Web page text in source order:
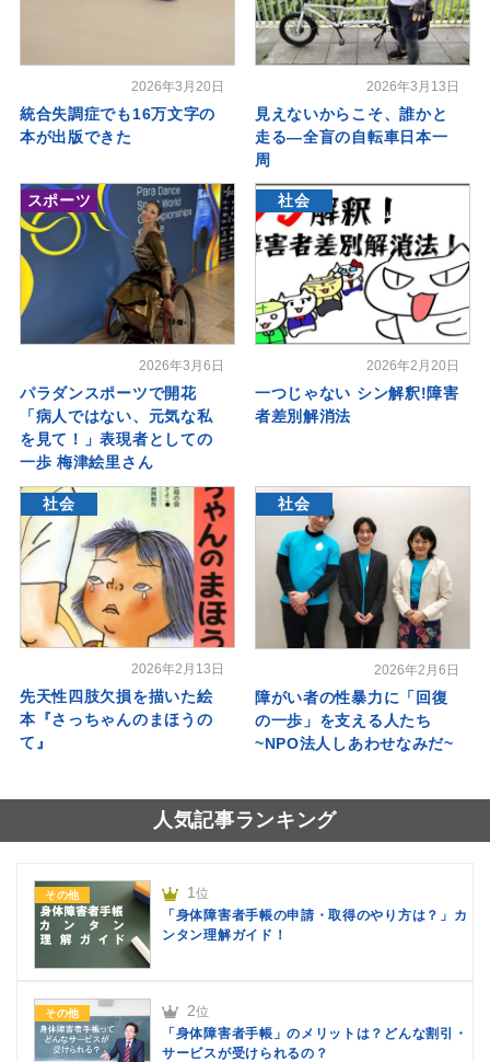
2026年3月20日
統合失調症でも16万文字の
本が出版できた
2026年3月13日
見えないからこそ、誰かと
走る―全盲の自転車日本一
周
スポーツ
2026年3月6日
パラダンスポーツで開花
「病人ではない、元気な私
を見て！」表現者としての
一歩 梅津絵里さん
社会
2026年2月20日
一つじゃない シン解釈!障害
者差別解消法
社会
2026年2月13日
先天性四肢欠損を描いた絵
本『さっちゃんのまほうの
て』
社会
2026年2月6日
障がい者の性暴力に「回復
の一歩」を支える人たち
~NPO法人しあわせなみだ~
人気記事ランキング
その他 1 位
「身体障害者手帳の申請・取得のやり方は？」カ
ンタン理解ガイド！
その他 2位
「身体障害者手帳」のメリットは？どんな割引・
サービスが受けられるの？